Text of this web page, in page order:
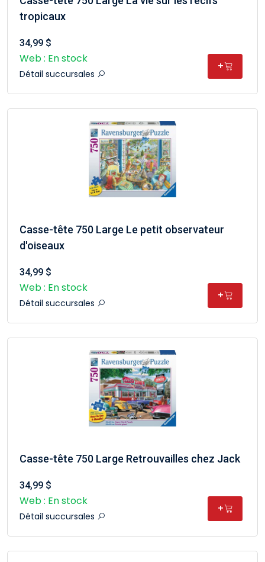
tropicaux
34,99 $
Web : En stock
Détail succursales
+
Casse-tête 750 Large Le petit observateur
d'oiseaux
34,99 $
Web : En stock
Détail succursales
+
Casse-tête 750 Large Retrouvailles chez Jack
34,99 $
Web : En stock
Détail succursales
+